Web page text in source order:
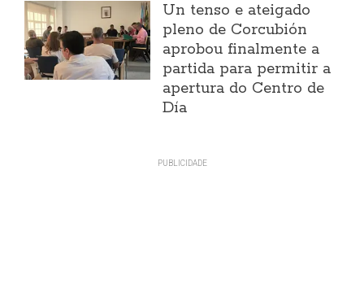
Un tenso e ateigado
pleno de Corcubión
aprobou finalmente a
partida para permitir a
apertura do Centro de
Día